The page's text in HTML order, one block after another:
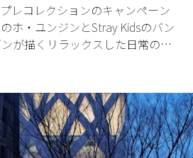
レコレクションのキャンペーン
ホ・ユンジンとStray Kidsのバン
が描くリラックスした日常のエ